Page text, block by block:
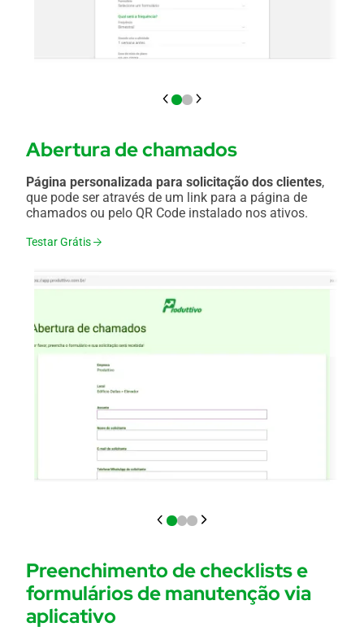
Abertura de chamados
Página personalizada para solicitação dos clientes,
que pode ser através de um link para a página de
chamados ou pelo QR Code instalado nos ativos.
Testar Grátis
Preenchimento de checklists e
formulários de manutenção via
aplicativo